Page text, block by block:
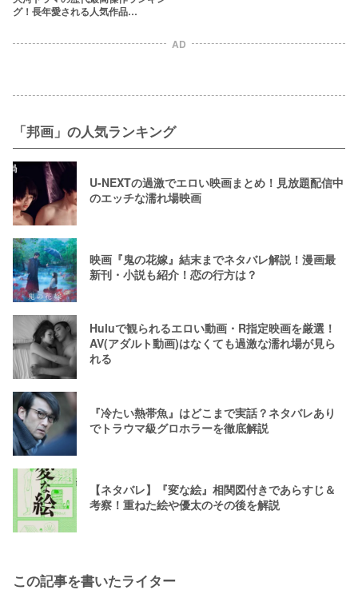
グ！長年愛される人気作品
AD
「邦画」の人気ランキング
U-NEXTの過激でエロい映画まとめ！見放題配信中
のエッチな濡れ場映画
映画『鬼の花嫁』結末までネタバレ解説！漫画最
新刊・小説も紹介！恋の行方は？
Huluで観られるエロい動画・R指定映画を厳選！
AV(アダルト動画)はなくても過激な濡れ場が見ら
れる
『冷たい熱帯魚』はどこまで実話？ネタバレあり
でトラウマ級グロホラーを徹底解説
【ネタバレ】『変な絵』相関図付きであらすじ＆
考察！重ねた絵や優太のその後を解説
この記事を書いたライター